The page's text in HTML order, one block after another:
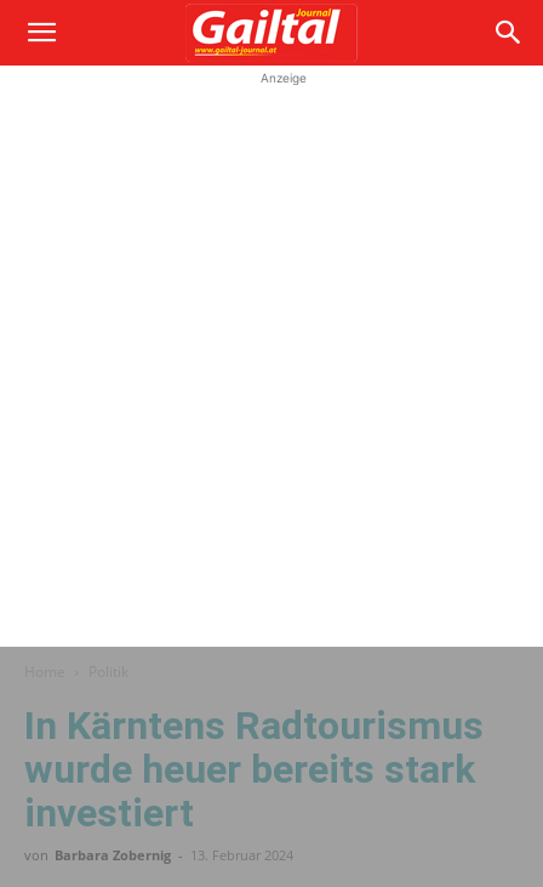
Anzeige
In Kärntens Radtourismus
wurde heuer bereits stark
investiert
von Barbara Zobernig - 13. Februar 2024